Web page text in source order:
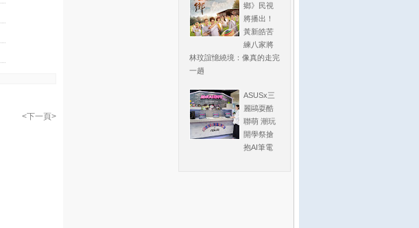
<下一頁>
鄉》民視
將播出！
黃新皓苦
練八家將
林玟誼憶繞境：像真的走完
一趟
ASUSx三
麗鷗耍酷
聯萌 潮玩
開學祭搶
抱AI筆電